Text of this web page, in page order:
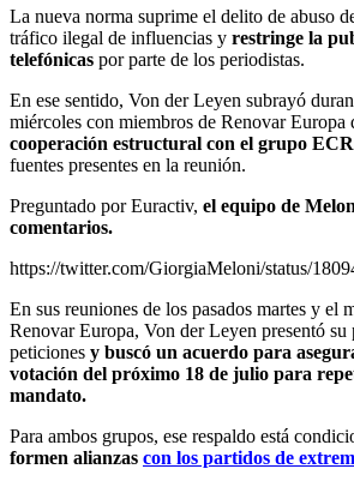
La nueva norma suprime el delito de abuso
tráfico ilegal de influencias y restringe la
telefónicas por parte de los periodistas.
En ese sentido, Von der Leyen subrayó
miércoles con miembros de Renovar Europa
cooperación estructural con el grupo
fuentes presentes en la reunión.
Preguntado por Euractiv, el equipo de
comentarios.
https://twitter.com/GiorgiaMeloni/status/
En sus reuniones de los pasados martes y el
Renovar Europa, Von der Leyen presentó su
peticiones y buscó un acuerdo para
votación del próximo 18 de julio para
mandato.
Para ambos grupos, ese respaldo está
formen alianzas con los partidos de